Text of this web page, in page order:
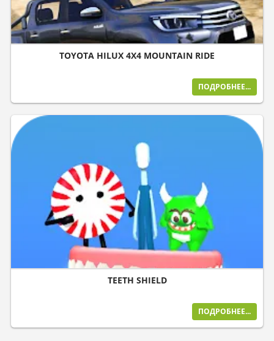
TOYOTA HILUX 4X4 MOUNTAIN RIDE
ПОДРОБНЕЕ...
TEETH SHIELD
ПОДРОБНЕЕ...